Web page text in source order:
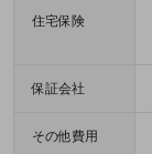
住宅保険
保証会社
その他費用